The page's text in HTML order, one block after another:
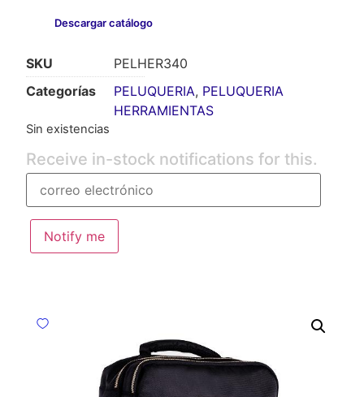
Descargar catálogo
SKU
PELHER340
Categorías
PELUQUERIA, PELUQUERIA
HERRAMIENTAS
Sin existencias
Receive in-stock notifications for this.
Notify me